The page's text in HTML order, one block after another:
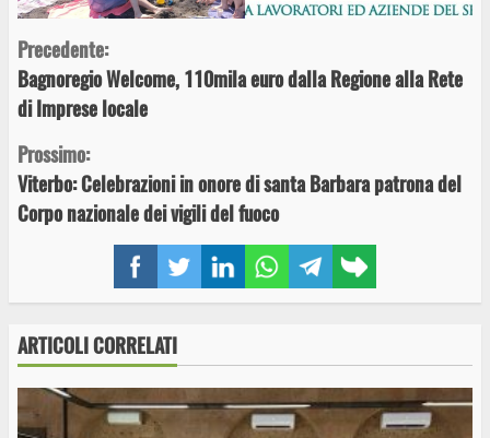
FacebookTwitterLinkedInWhatsAppTelegram
link
Continue
Reading
Precedente:
Bagnoregio Welcome, 110mila euro dalla Regione alla Rete
di Imprese locale
Prossimo:
Viterbo: Celebrazioni in onore di santa Barbara patrona del
Corpo nazionale dei vigili del fuoco
ARTICOLI CORRELATI